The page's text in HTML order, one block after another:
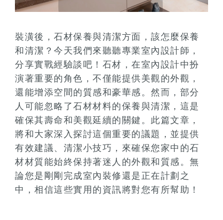
裝潢後，石材保養與清潔方面，該怎麼保養
和清潔？今天我們來聽聽專業室內設計師，
分享實戰經驗談吧！石材，在室內設計中扮
演著重要的角色，不僅能提供美觀的外觀，
還能增添空間的質感和豪華感。然而，部分
人可能忽略了石材材料的保養與清潔，這是
確保其壽命和美觀延續的關鍵。此篇文章，
將和大家深入探討這個重要的議題，並提供
有效建議、清潔小技巧，來確保您家中的石
材材質能始終保持著迷人的外觀和質感。無
論您是剛剛完成室內裝修還是正在計劃之
中，相信這些實用的資訊將對您有所幫助！